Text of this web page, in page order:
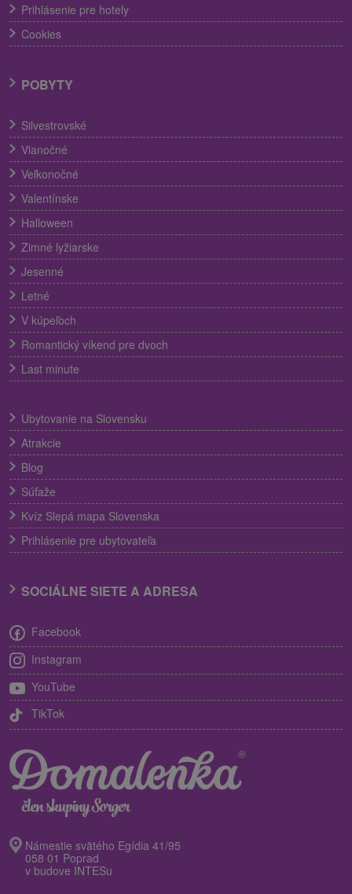
Prihlásenie pre hotely
Cookies
POBYTY
Silvestrovské
Vianočné
Veľkonočné
Valentínske
Halloween
Zimné lyžiarske
Jesenné
Letné
V kúpeľoch
Romantický víkend pre dvoch
Last minute
Ubytovanie na Slovensku
Atrakcie
Blog
Súťaže
Kvíz Slepá mapa Slovenska
Prihlásenie pre ubytovateľa
SOCIÁLNE SIETE A ADRESA
Facebook
Instagram
YouTube
TikTok
Námestie svätého Egídia 41/95
058 01 Poprad
v budove INTESu